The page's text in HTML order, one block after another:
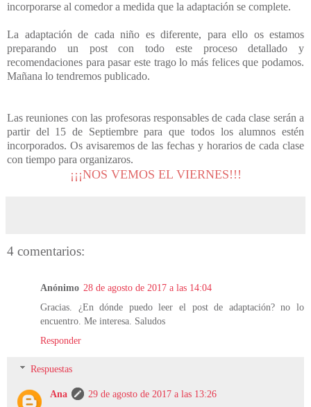
incorporarse al comedor a medida que la adaptación se complete.
La adaptación de cada niño es diferente, para ello os estamos
preparando un post con todo este proceso detallado y
recomendaciones para pasar este trago lo más felices que podamos.
Mañana lo tendremos publicado.
Las reuniones con las profesoras responsables de cada clase serán a
partir del 15 de Septiembre para que todos los alumnos estén
incorporados. Os avisaremos de las fechas y horarios de cada clase
con tiempo para organizaros.
¡¡¡NOS VEMOS EL VIERNES!!!
4 comentarios:
Anónimo 28 de agosto de 2017 a las 14:04
Gracias. ¿En dónde puedo leer el post de adaptación? no lo
encuentro. Me interesa. Saludos
Responder
Respuestas
Ana
29 de agosto de 2017 a las 13:26